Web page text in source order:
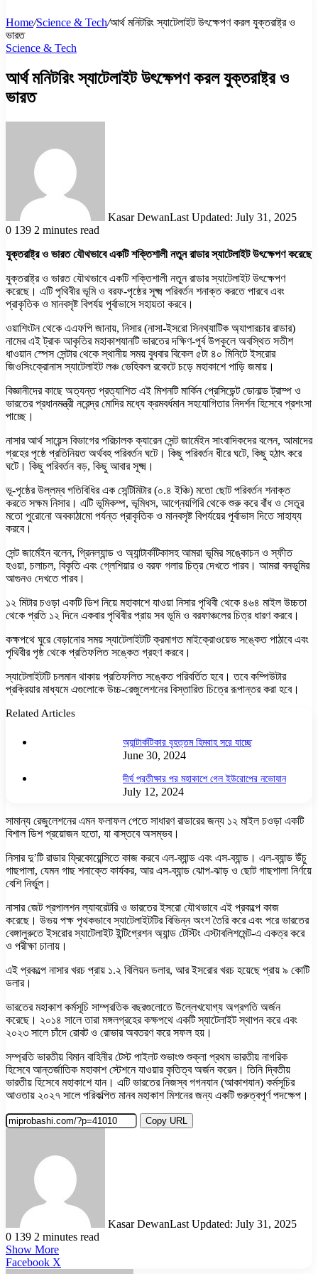
Home/Science & Tech/আর্থ মনিটরিং স্যাটেলাইট উৎক্ষেপণ করল যুক্তরাষ্ট্র ও
ভারত
Science & Tech
আর্থ মনিটরিং স্যাটেলাইট উৎক্ষেপণ করল যুক্তরাষ্ট্র ও
ভারত
Kasar DewanLast Updated: July 31, 2025
0 139 2 minutes read
যুক্তরাষ্ট্র ও ভারত যৌথভাবে একটি শক্তিশালী নতুন রাডার স্যাটেলাইট উৎক্ষেপণ করেছে
যুক্তরাষ্ট্র ও ভারত যৌথভাবে একটি শক্তিশালী নতুন রাডার স্যাটেলাইট উৎক্ষেপণ
করেছে। এটি পৃথিবীর ভূমি ও বরফ-পৃষ্ঠের সূক্ষ্ম পরিবর্তন শনাক্ত করতে পারবে এবং
প্রাকৃতিক ও মানবসৃষ্ট বিপর্যয় পূর্বাভাসে সহায়তা করবে।
ওয়াশিংটন থেকে এএফপি জানায়, নিসার (নাসা-ইসরো সিনথ্যাটিক অ্যাপারচার রাডার)
নামের এই ট্রাক আকৃতির মহাকাশযানটি ভারতের দক্ষিণ-পূর্ব উপকূলে অবস্থিত সতীশ
ধাওয়ান স্পেস সেন্টার থেকে স্থানীয় সময় বুধবার বিকেল ৫টা ৪০ মিনিটে ইসরোর
জিওসিংক্রোনাস স্যাটেলাইট লঞ্চ ভেহিকল রকেটে চড়ে মহাকাশে পাড়ি জমায়।
বিজ্ঞানীদের কাছে অত্যন্ত প্রত্যাশিত এই মিশনটি মার্কিন প্রেসিডেন্ট ডোনাল্ড ট্রাম্প ও
ভারতের প্রধানমন্ত্রী নরেন্দ্র মোদির মধ্যে ক্রমবর্ধমান সহযোগিতার নিদর্শন হিসেবে প্রশংসা
পাচ্ছে।
নাসার আর্থ সায়েন্স বিভাগের পরিচালক ক্যারেন সেন্ট জার্মেইন সাংবাদিকদের বলেন, আমাদের
গ্রহের পৃষ্ঠে প্রতিনিয়ত অর্থবহ পরিবর্তন ঘটে। কিছু পরিবর্তন ধীরে ঘটে, কিছু হঠাৎ করে
ঘটে। কিছু পরিবর্তন বড়, কিছু আবার সূক্ষ্ম।
ভূ-পৃষ্ঠের উল্লম্ব গতিবিধির এক সেন্টিমিটার (০.৪ ইঞ্চি) মতো ছোট পরিবর্তন শনাক্ত
করতে সক্ষম নিসার। এটি ভূমিকম্প, ভূমিধস, আগ্নেয়গিরি থেকে শুরু করে বাঁধ ও সেতুর
মতো পুরোনো অবকাঠামো পর্যন্ত প্রাকৃতিক ও মানবসৃষ্ট বিপর্যয়ের পূর্বাভাস দিতে সাহায্য
করবে।
সেন্ট জার্মেইন বলেন, গ্রিনল্যান্ড ও অ্যান্টার্কটিকাসহ আমরা ভূমির সঙ্কোচন ও স্ফীত
হওয়া, চলাচল, বিকৃতি এবং গ্লেশিয়ার ও বরফ গলার চিত্র দেখতে পারব। আমরা বনভূমির
আগুনও দেখতে পারব।
১২ মিটার চওড়া একটি ডিশ নিয়ে মহাকাশে যাওয়া নিসার পৃথিবী থেকে ৪৬৪ মাইল উচ্চতা
থেকে প্রতি ১২ দিনে একবার পৃথিবীর প্রায় সব ভূমি ও বরফাঞ্চলের চিত্র ধারণ করবে।
কক্ষপথে ঘুরে বেড়ানোর সময় স্যাটেলাইটটি ক্রমাগত মাইক্রোওয়েভ সঙ্কেত পাঠাবে এবং
পৃথিবীর পৃষ্ঠ থেকে প্রতিফলিত সঙ্কেত গ্রহণ করবে।
স্যাটেলাইটটি চলমান থাকায় প্রতিফলিত সঙ্কেত পরিবর্তিত হবে। তবে কম্পিউটার
প্রক্রিয়ার মাধ্যমে এগুলোকে উচ্চ-রেজুলেশনের বিস্তারিত চিত্রে রূপান্তর করা হবে।
Related Articles
অ্যান্টার্কটিকার বৃহত্তম হিমবাহ সরে যাচ্ছে
June 30, 2024
দীর্ঘ প্রতীক্ষার পর মহাকাশে গেল ইউরোপের নভোযান
July 12, 2024
সামান্য রেজুলেশনের এমন ফলাফল পেতে সাধারণ রাডারের জন্য ১২ মাইল চওড়া একটি
বিশাল ডিশ প্রয়োজন হতো, যা বাস্তবে অসম্ভব।
নিসার দু’টি রাডার ফ্রিকোয়েন্সিতে কাজ করবে এল-ব্যান্ড এবং এস-ব্যান্ড। এল-ব্যান্ড উঁচু
গাছপালা, যেমন গাছ শনাক্তে কার্যকর, আর এস-ব্যান্ড ঝোপ-ঝাড় ও ছোট গাছপালা নির্ণয়ে
বেশি নির্ভুল।
নাসার জেট প্রপালশন ল্যাবরেটরি ও ভারতের ইসরো যৌথভাবে এই প্রকল্পে কাজ
করেছে। উভয় পক্ষ পৃথকভাবে স্যাটেলাইটটির বিভিন্ন অংশ তৈরি করে এবং পরে ভারতের
বেঙ্গালুরুতে ইসরোর স্যাটেলাইট ইন্টিগ্রেশন অ্যান্ড টেস্টিং এস্টাবলিশমেন্ট-এ একত্র করে
ও পরীক্ষা চালায়।
এই প্রকল্পে নাসার খরচ প্রায় ১.২ বিলিয়ন ডলার, আর ইসরোর খরচ হয়েছে প্রায় ৯ কোটি
ডলার।
ভারতের মহাকাশ কর্মসূচি সাম্প্রতিক বছরগুলোতে উল্লেখযোগ্য অগ্রগতি অর্জন
করেছে। ২০১৪ সালে তারা মঙ্গলগ্রহের কক্ষপথে একটি স্যাটেলাইট স্থাপন করে এবং
২০২৩ সালে চাঁদে রোবট ও রোভার অবতরণ করে সফল হয়।
সম্প্রতি ভারতীয় বিমান বাহিনীর টেস্ট পাইলট শুভাংশু শুক্লা প্রথম ভারতীয় নাগরিক
হিসেবে আন্তর্জাতিক মহাকাশ স্টেশনে যাওয়ার কৃতিত্ব অর্জন করেন। তিনি দ্বিতীয়
ভারতীয় হিসেবে মহাকাশে যান। এটি ভারতের নিজস্ব গগনযান (আকাশযান) কর্মসূচির
আওতায় ২০২৭ সালে পরিকল্পিত মানব মহাকাশ মিশনের জন্য একটি গুরুত্বপূর্ণ পদক্ষেপ।
Copy URL
Kasar DewanLast Updated: July 31, 2025
0 139 2 minutes read
Show More
Facebook X